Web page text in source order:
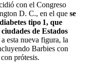
con el Congreso
D. C., en el que se
tipo 1, que
de Estados
esta nueva figura, la
Barbies con
prótesis.